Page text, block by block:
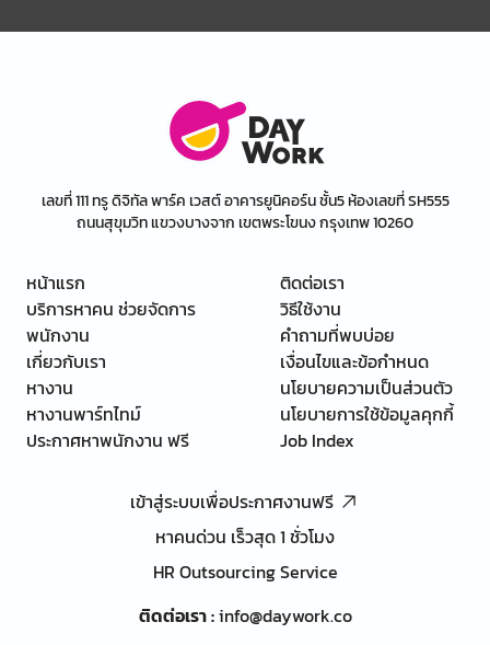
เลขที่ 111 ทรู ดิจิทัล พาร์ค เวสต์ อาคารยูนิคอร์น ชั้น5 ห้องเลขที่ SH555
ถนนสุขุมวิท แขวงบางจาก เขตพระโขนง กรุงเทพ 10260
หน้าแรก
บริการหาคน ช่วยจัดการ
พนักงาน
เกี่ยวกับเรา
หางาน
หางานพาร์ทไทม์
ประกาศหาพนักงาน ฟรี
ติดต่อเรา
วิธีใช้งาน
คำถามที่พบบ่อย
เงื่อนไขและข้อกำหนด
นโยบายความเป็นส่วนตัว
นโยบายการใช้ข้อมูลคุกกี้
Job Index
เข้าสู่ระบบเพื่อประกาศงานฟรี
หาคนด่วน เร็วสุด 1 ชั่วโมง
HR Outsourcing Service
ติดต่อเรา:info@daywork.co